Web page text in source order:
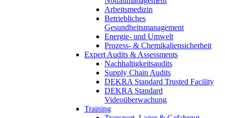
Arbeitsmedizin
Betriebliches
Gesundheitsmanagement
Energie- und Umwelt
Prozess- & Chemikaliensicherheit
Expert Audits & Assessments
Nachhaltigkeitsaudits
Supply Chain Audits
DEKRA Standard Trusted Facility
DEKRA Standard
Videoüberwachung
Training